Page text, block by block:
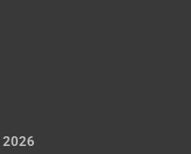
2026